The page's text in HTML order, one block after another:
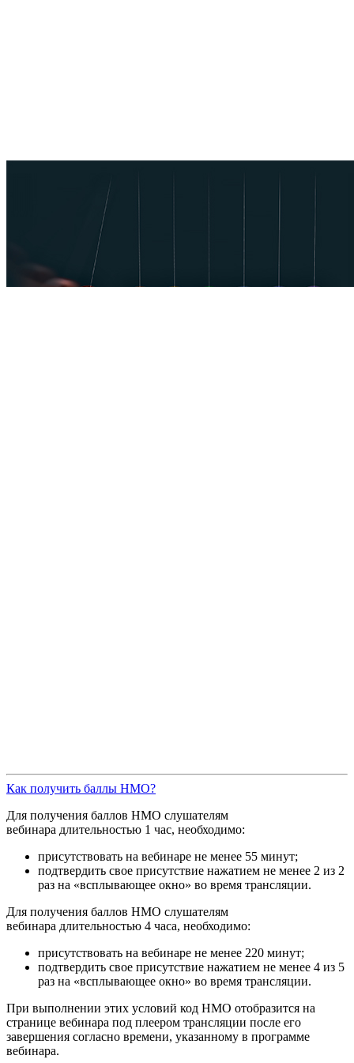
Как получить баллы НМО?
Для получения баллов НМО слушателям
вебинара длительностью 1 час, необходимо:
присутствовать на вебинаре не менее 55 минут;
подтвердить свое присутствие нажатием не менее 2 из 2
раз на «всплывающее окно» во время трансляции.
Для получения баллов НМО слушателям
вебинара длительностью 4 часа, необходимо:
присутствовать на вебинаре не менее 220 минут;
подтвердить свое присутствие нажатием не менее 4 из 5
раз на «всплывающее окно» во время трансляции.
При выполнении этих условий код НМО отобразится на
странице вебинара под плеером трансляции после его
завершения согласно времени, указанному в программе
вебинара.